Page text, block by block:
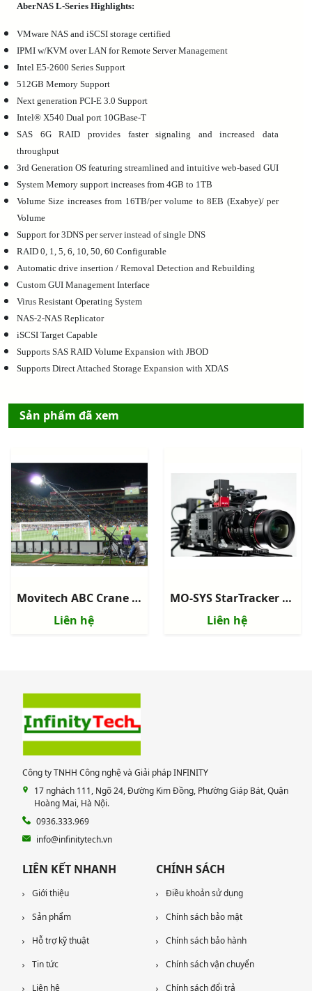
AberNAS L-Series Highlights:
VMware NAS and iSCSI storage certified
IPMI w/KVM over LAN for Remote Server Management
Intel E5-2600 Series Support
512GB Memory Support
Next generation PCI-E 3.0 Support
Intel® X540 Dual port 10GBase-T
SAS 6G RAID provides faster signaling and increased data
throughput
3rd Generation OS featuring streamlined and intuitive web-based GUI
System Memory support increases from 4GB to 1TB
Volume Size increases from 16TB/per volume to 8EB (Exabye)/ per
Volume
Support for 3DNS per server instead of single DNS
RAID 0, 1, 5, 6, 10, 50, 60 Configurable
Automatic drive insertion / Removal Detection and Rebuilding
Custom GUI Management Interface
Virus Resistant Operating System
NAS-2-NAS Replicator
iSCSI Target Capable
Supports SAS RAID Volume Expansion with JBOD
Supports Direct Attached Storage Expansion with XDAS
Sản phẩm đã xem
Movitech ABC Crane 120 - Camera Crane
Liên hệ
MO-SYS StarTracker Max - Hệ thống Camera Virtual Studio Tracking
Liên hệ
Công ty TNHH Công nghệ và Giải pháp INFINITY
17 nghách 111, Ngõ 24, Đường Kim Đồng, Phường Giáp Bát, Quận
Hoàng Mai, Hà Nội.
0936.333.969
info@infinitytech.vn
LIÊN KẾT NHANH
Giới thiệu
Sản phẩm
Hỗ trợ kỹ thuật
Tin tức
Liên hệ
CHÍNH SÁCH
Điều khoản sử dụng
Chính sách bảo mật
Chính sách bảo hành
Chính sách vận chuyển
Chính sách đổi trả